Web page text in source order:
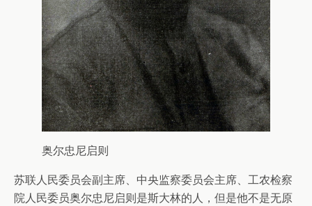
奥尔忠尼启则
苏联人民委员会副主席、中央监察委员会主席、工农检察
院人民委员奥尔忠尼启则是斯大林的人，但是他不是无原